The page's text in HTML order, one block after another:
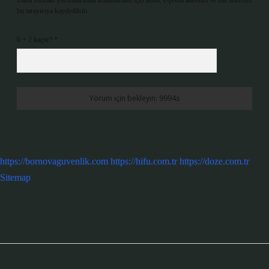
bu tarayıcıya kaydedilsin.
6 + 2 kaçtır?
https://bornovaguvenlik.com https://hifu.com.tr https://doze.com.tr
Sitemap